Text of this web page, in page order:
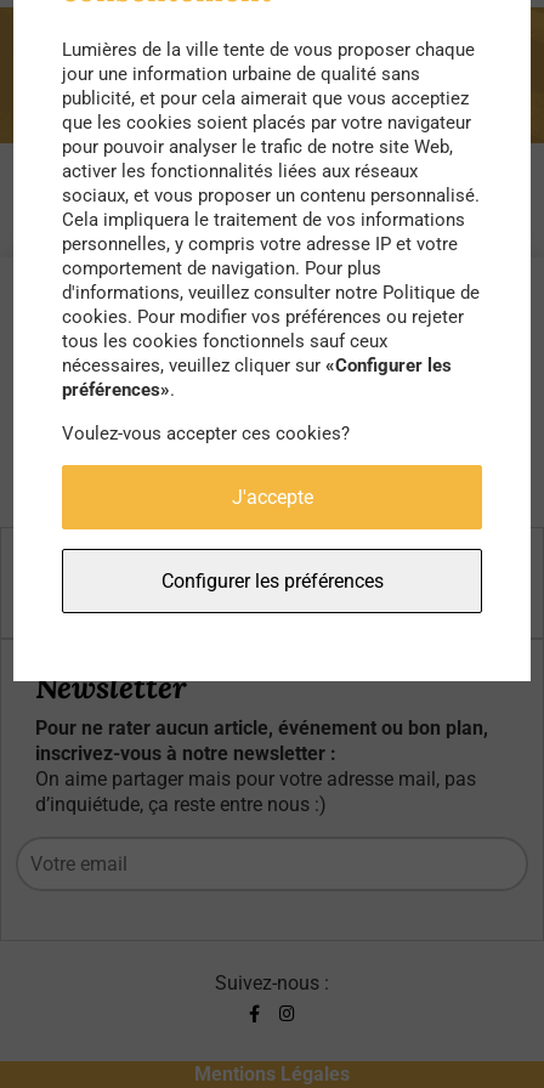
portrait
Newsletter
Pour ne rater aucun article, événement ou bon plan,
inscrivez-vous à notre newsletter :
On aime partager mais pour votre adresse mail, pas
d’inquiétude, ça reste entre nous :)
Suivez-nous :
Mentions Légales
Lumières de la ville tente de vous proposer chaque
jour une information urbaine de qualité sans
publicité, et pour cela aimerait que vous acceptiez
que les cookies soient placés par votre navigateur
pour pouvoir analyser le trafic de notre site Web,
activer les fonctionnalités liées aux réseaux
sociaux, et vous proposer un contenu personnalisé.
Cela impliquera le traitement de vos informations
personnelles, y compris votre adresse IP et votre
comportement de navigation. Pour plus
d'informations, veuillez consulter notre Politique de
cookies. Pour modifier vos préférences ou rejeter
tous les cookies fonctionnels sauf ceux
nécessaires, veuillez cliquer sur«Configurer les
préférences».
Voulez-vous accepter ces cookies?
J'accepte
Configurer les préférences